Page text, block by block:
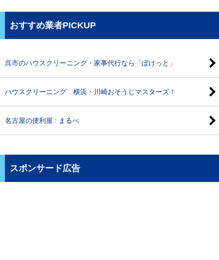
おすすめ業者PICKUP
呉市のハウスクリーニング・家事代行なら「ぽけっと」
ハウスクリーニング 横浜・川崎おそうじマスターズ！
名古屋の便利屋 : まるべ
スポンサード広告